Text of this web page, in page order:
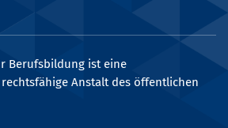
Berufsbildung ist eine
Anstalt des öffentlichen